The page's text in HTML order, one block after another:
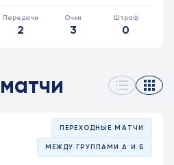
2 3 0
ПЕРЕХОДНЫЕ МАТЧИ
МЕЖДУ ГРУППАМИ А И Б